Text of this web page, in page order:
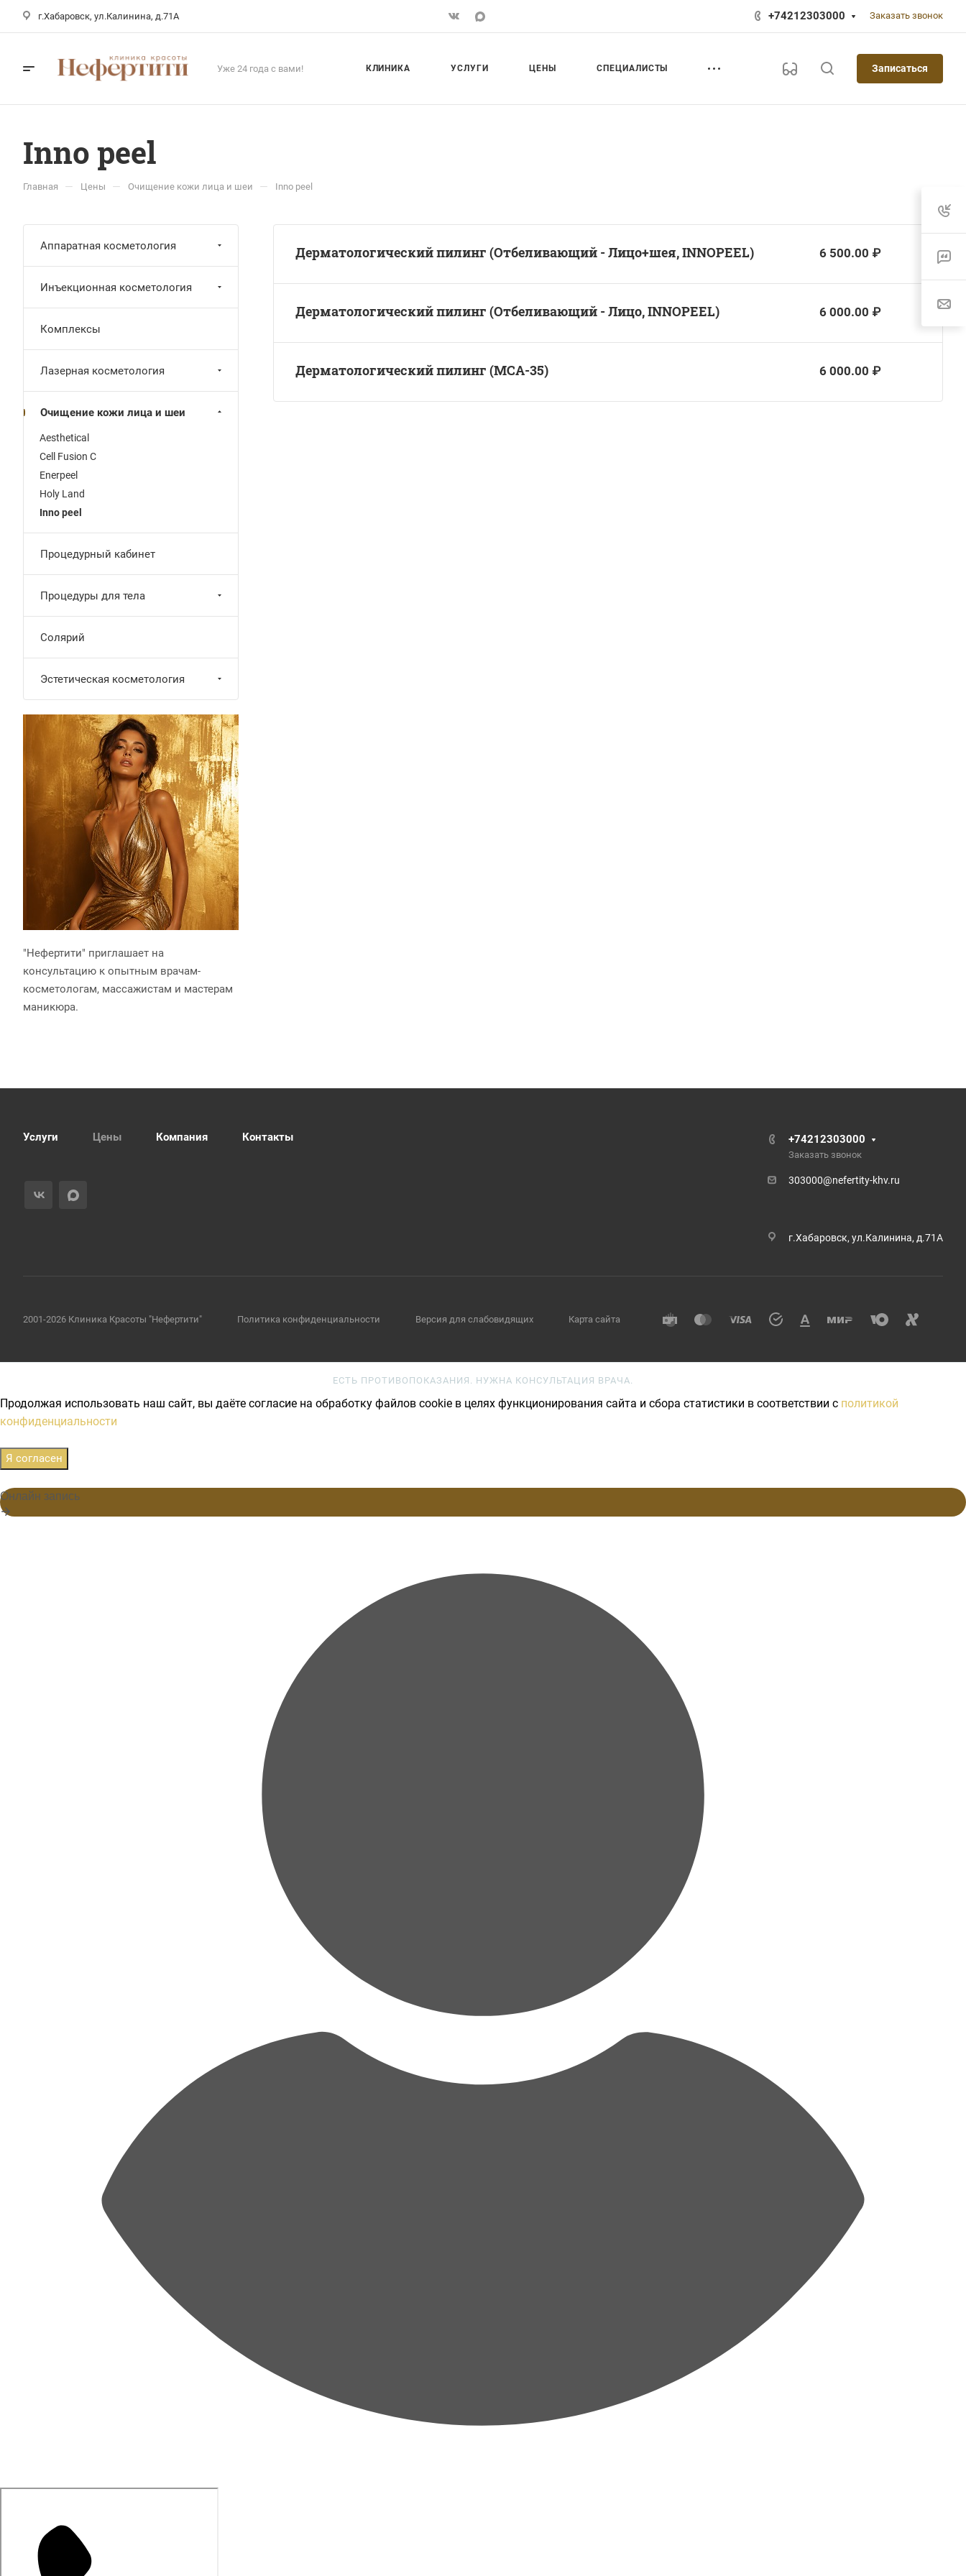
г.Хабаровск, ул.Калинина, д.71А +74212303000 Заказать звонок
Уже 24 года с вами! КЛИНИКА УСЛУГИ ЦЕНЫ СПЕЦИАЛИСТЫ Записаться
Inno peel
Главная — Цены — Очищение кожи лица и шеи — Inno peel
Дерматологический пилинг (Отбеливающий - Лицо+шея, INNOPEEL) 6 500.00 ₽
Дерматологический пилинг (Отбеливающий - Лицо, INNOPEEL) 6 000.00 ₽
Дерматологический пилинг (MCA-35) 6 000.00 ₽
Аппаратная косметология
Инъекционная косметология
Комплексы
Лазерная косметология
Очищение кожи лица и шеи
Aesthetical
Cell Fusion C
Enerpeel
Holy Land
Inno peel
Процедурный кабинет
Процедуры для тела
Солярий
Эстетическая косметология
"Нефертити" приглашает на
консультацию к опытным врачам-
косметологам, массажистам и мастерам
маникюра.
Услуги Цены Компания Контакты +74212303000
Заказать звонок
303000@nefertity-khv.ru
г.Хабаровск, ул.Калинина, д.71А
2001-2026 Клиника Красоты "Нефертити" Политика конфиденциальности Версия для слабовидящих Карта сайта
ЕСТЬ ПРОТИВОПОКАЗАНИЯ. НУЖНА КОНСУЛЬТАЦИЯ ВРАЧА.
Продолжая использовать наш сайт, вы даёте согласие на обработку файлов cookie в целях функционирования сайта и сбора статистики в соответствии с политикой
конфиденциальности
Я согласен